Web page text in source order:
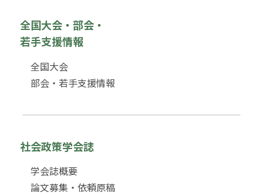
全国大会・部会・
若手支援情報
全国大会
部会・若手支援情報
社会政策学会誌
学会誌概要
論文募集・依頼原稿